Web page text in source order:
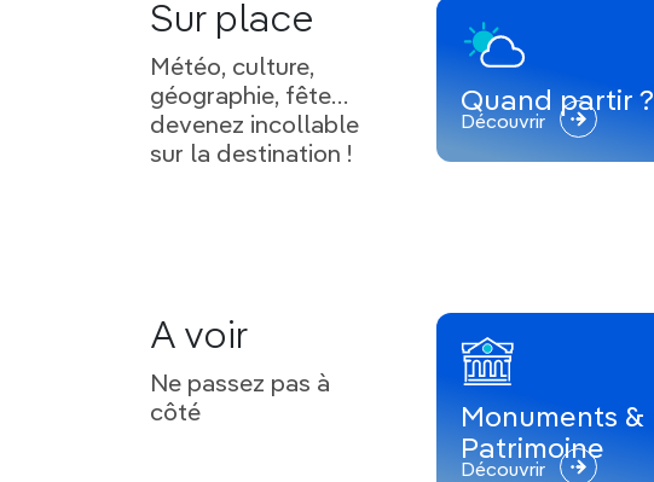
Sur place
Météo, culture,
géographie, fête…
devenez incollable
sur la destination !
Quand partir ?
Découvrir
A voir
Ne passez pas à
côté
Monuments &
Patrimoine
Découvrir